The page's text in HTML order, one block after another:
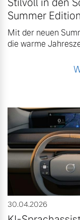
Summer Edition
Mit der neuen
die warme
30.04.2026